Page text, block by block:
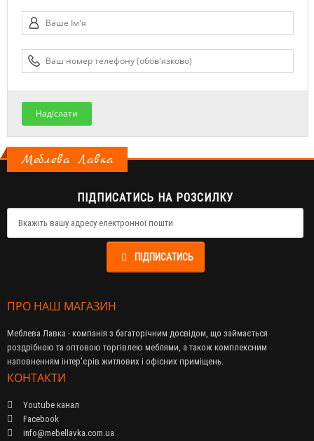
Надіслати
Меблева Лавка
ПІДПИСАТИСЬ НА РОЗСИЛКУ
ПІДПИСАТИСЬ
ПРО НАШ МАГАЗИН
Меблева Лавка - компанія з багаторічним досвідом, що займається
роздрібною та оптовою торгівлею меблями, а також комплексним
наповненням інтер'єрів житлових і офісних приміщень.
КОНТАКТИ
Youtube канал
Facebook
info@mebellavka.com.ua